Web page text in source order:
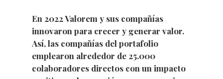
En 2022 Valorem y sus compañías
innovaron para crecer y generar valor.
Así, las compañías del portafolio
emplearon alrededor de 25.000
colaboradores directos con un impacto